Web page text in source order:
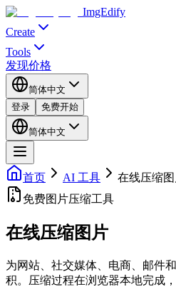
ImgEdify
Create
Tools
发现价格
简体中文
登录
免费开始
简体中文
首页 AI 工具
在线压缩
免费图片压缩工具
在线压缩图片
为网站、社交媒体、电商、邮件
积。压缩过程在浏览器本地完成